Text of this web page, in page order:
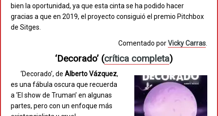
bien la oportunidad, ya que esta cinta se ha podido hacer
gracias a que en 2019, el proyecto consiguió el premio Pitchbox
de Sitges.
Comentado porVicky Carras.
‘Decorado’ (crítica completa)
‘Decorado’, de Alberto Vázquez,
es una fábula oscura que recuerda
a ‘El show de Truman’ en algunas
partes, pero con un enfoque más